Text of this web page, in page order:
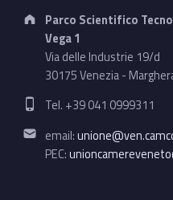
Address:
Parco Scientifico
Vega 1
Via delle Industrie 19/d
30175 Venezia -
Phone number:
Tel. +39 041 0999311
Email address:
email:
PEC: